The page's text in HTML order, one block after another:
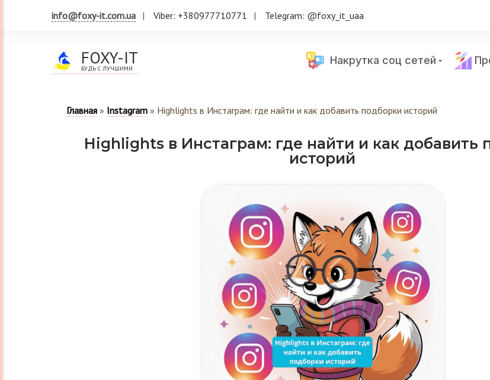
info@foxy-it.com.ua Viber: +380977710771 Telegram: @foxy_it_uaa
FOXY-IT
БУДЬ С ЛУЧШИМИ
Накрутка соц сетей
Главная » Instagram » Highlights в Инстаграм: где найти и как добавить подборки историй
Highlights в Инстаграм: где найти и как добавить
историй